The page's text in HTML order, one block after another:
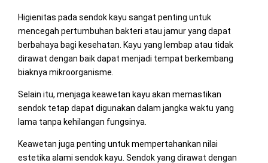
Higienitas pada sendok kayu sangat penting untuk
mencegah pertumbuhan bakteri atau jamur yang dapat
berbahaya bagi kesehatan. Kayu yang lembap atau tidak
dirawat dengan baik dapat menjadi tempat berkembang
biaknya mikroorganisme.
Selain itu, menjaga keawetan kayu akan memastikan
sendok tetap dapat digunakan dalam jangka waktu yang
lama tanpa kehilangan fungsinya.
Keawetan juga penting untuk mempertahankan nilai
estetika alami sendok kayu. Sendok yang dirawat dengan